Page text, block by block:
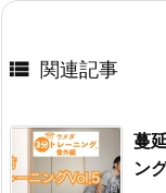
 関連記事
蔓
ン